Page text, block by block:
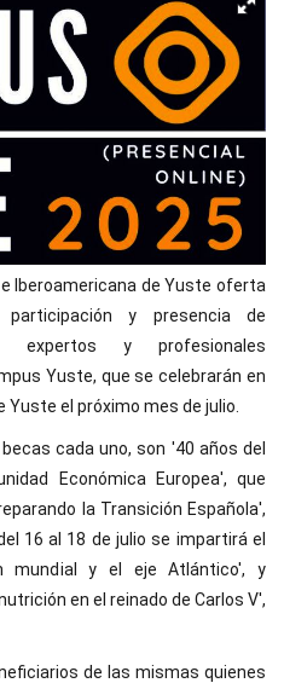
Iberoamericana de Yuste oferta
y presencia de
expertos y profesionales
Yuste, que se celebrarán en
el próximo mes de julio.
cada uno, son '40 años del
Económica Europea', que
la Transición Española',
16 al 18 de julio se impartirá el
mundial y el eje Atlántico', y
en el reinado de Carlos V',
de las mismas quienes